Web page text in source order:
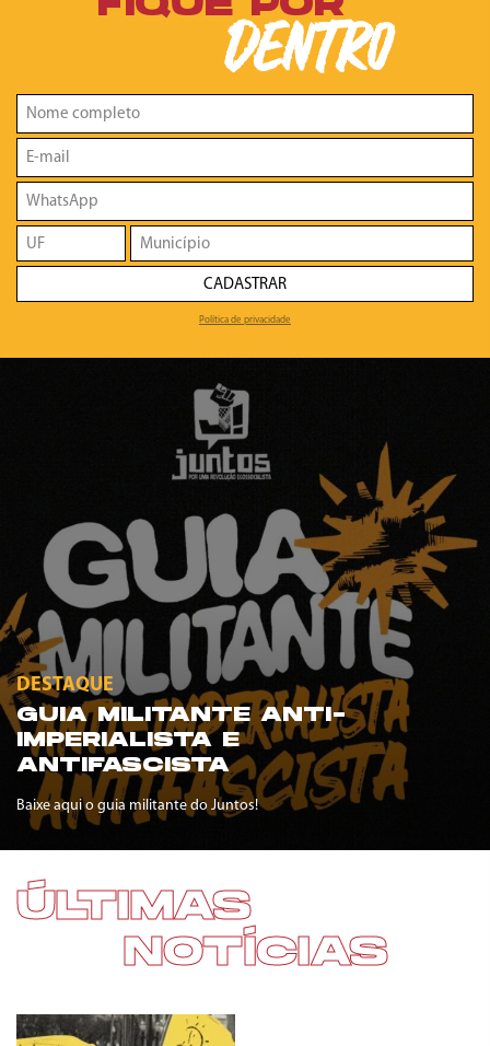
DENTRO
CADASTRAR
Política de privacidade
DESTAQUE
GUIA MILITANTE ANTI-
IMPERIALISTA E
ANTIFASCISTA
Baixe aqui o guia militante do Juntos!
ÚLTIMAS
NOTÍCIAS